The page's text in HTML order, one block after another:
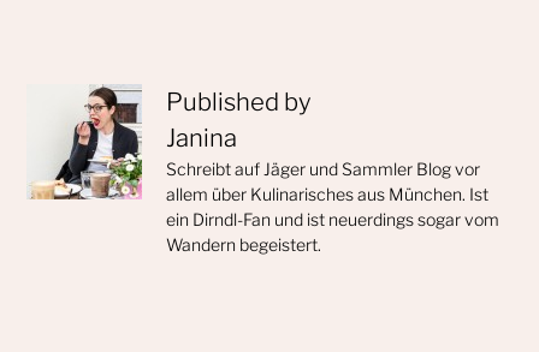
Published by
Janina
Schreibt auf Jäger und Sammler Blog vor
allem über Kulinarisches aus München. Ist
ein Dirndl-Fan und ist neuerdings sogar vom
Wandern begeistert.